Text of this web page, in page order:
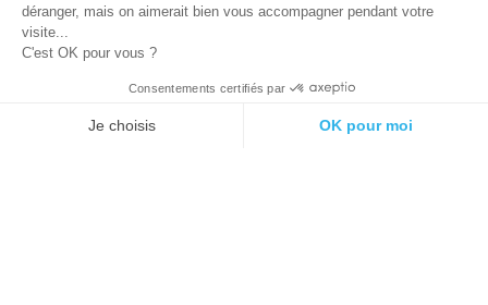
creation.com
déranger, mais on aimerait bien vous accompagner pendant votre
visite...
C'est OK pour vous ?
Consentements certifiés par
Je choisis OK pour moi